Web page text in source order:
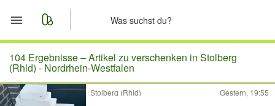
Start
Merkliste
104 Ergebnisse –Artikel zu verschenken in Stolberg
(Rhld) - Nordrhein-Westfalen
Stolberg (Rhld) Gestern, 19:55